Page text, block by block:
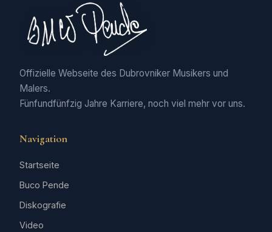
Offizielle Webseite des Dubrovniker Musikers und
Malers.
Fünfundfünfzig Jahre Karriere, noch viel mehr vor uns.
Navigation
Startseite
Buco Pende
Diskografie
Video